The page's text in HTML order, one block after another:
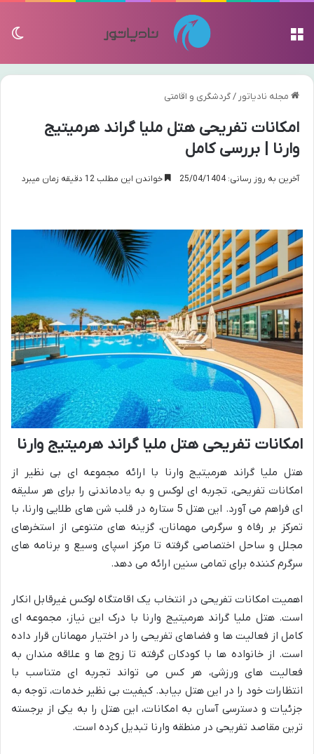
مجله نادیاتور /گردشگری و اقامتی
امکانات تفریحی هتل ملیا گراند هرمیتیج
وارنا | بررسی کامل
آخرین به روز رسانی: 25/04/1404 خواندن این مطلب 12 دقیقه زمان میبرد
امکانات تفریحی هتل ملیا گراند هرمیتیج وارنا
هتل ملیا گراند هرمیتیج وارنا با ارائه مجموعه ای بی نظیر از
امکانات تفریحی، تجربه ای لوکس و به یادماندنی را برای هر سلیقه
ای فراهم می آورد. این هتل 5 ستاره در قلب شن های طلایی وارنا، با
تمرکز بر رفاه و سرگرمی مهمانان، گزینه های متنوعی از استخرهای
مجلل و ساحل اختصاصی گرفته تا مرکز اسپای وسیع و برنامه های
سرگرم کننده برای تمامی سنین ارائه می دهد.
اهمیت امکانات تفریحی در انتخاب یک اقامتگاه لوکس غیرقابل انکار
است. هتل ملیا گراند هرمیتیج وارنا با درک این نیاز، مجموعه ای
کامل از فعالیت ها و فضاهای تفریحی را در اختیار مهمانان قرار داده
است. از خانواده ها با کودکان گرفته تا زوج ها و علاقه مندان به
فعالیت های ورزشی، هر کس می تواند تجربه ای متناسب با
انتظارات خود را در این هتل بیابد. کیفیت بی نظیر خدمات، توجه به
جزئیات و دسترسی آسان به امکانات، این هتل را به یکی از برجسته
ترین مقاصد تفریحی در منطقه وارنا تبدیل کرده است.